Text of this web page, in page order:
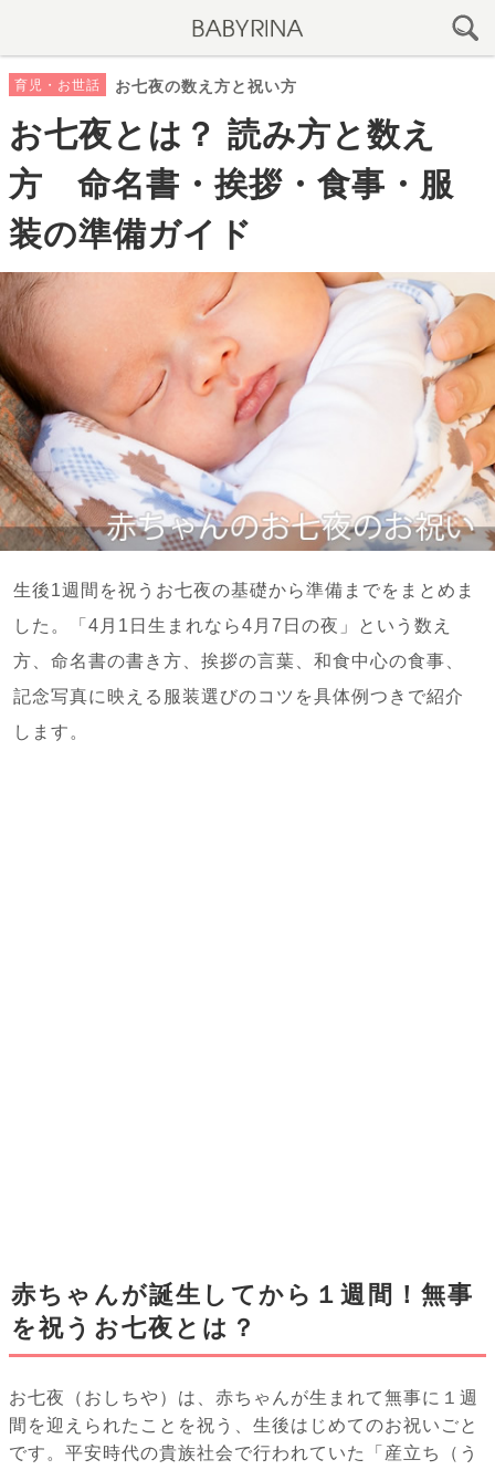
育児・お世話 お七夜の数え方と祝い方
お七夜とは？ 読み方と数え
方 命名書・挨拶・食事・服
装の準備ガイド
生後1週間を祝うお七夜の基礎から準備までをまとめま
した。「4月1日生まれなら4月7日の夜」という数え
方、命名書の書き方、挨拶の言葉、和食中心の食事、
記念写真に映える服装選びのコツを具体例つきで紹介
します。
赤ちゃんが誕生してから１週間！無事
を祝うお七夜とは？
お七夜（おしちや）は、赤ちゃんが生まれて無事に１週
間を迎えられたことを祝う、生後はじめてのお祝いごと
です。平安時代の貴族社会で行われていた「産立ち（う